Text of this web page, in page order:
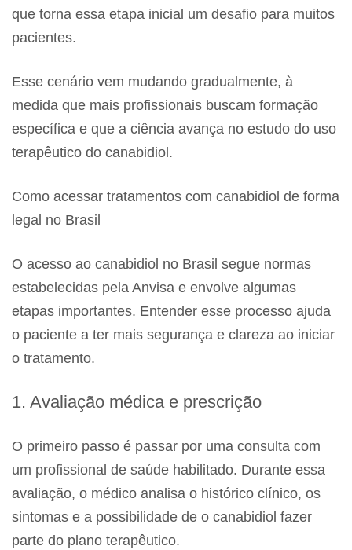
que torna essa etapa inicial um desafio para muitos
pacientes.
Esse cenário vem mudando gradualmente, à
medida que mais profissionais buscam formação
específica e que a ciência avança no estudo do uso
terapêutico do canabidiol.
Como acessar tratamentos com canabidiol de forma
legal no Brasil
O acesso ao canabidiol no Brasil segue normas
estabelecidas pela Anvisa e envolve algumas
etapas importantes. Entender esse processo ajuda
o paciente a ter mais segurança e clareza ao iniciar
o tratamento.
1. Avaliação médica e prescrição
O primeiro passo é passar por uma consulta com
um profissional de saúde habilitado. Durante essa
avaliação, o médico analisa o histórico clínico, os
sintomas e a possibilidade de o canabidiol fazer
parte do plano terapêutico.